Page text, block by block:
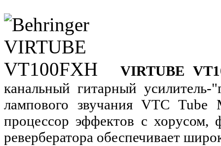
VIRTUBE
канальный гитарный усилитель-
лампового звучания VTC Tube
процессор эффектов с хорусом,
ревербератора обеспечивает